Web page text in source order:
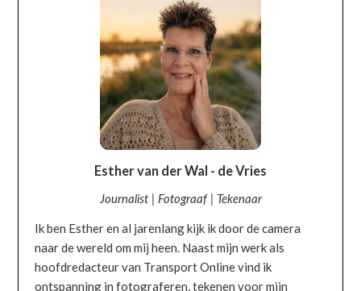
Esther van der Wal - de Vries
Journalist | Fotograaf | Tekenaar
Ik ben Esther en al jarenlang kijk ik door de camera
naar de wereld om mij heen. Naast mijn werk als
hoofdredacteur van Transport Online vind ik
ontspanning in fotograferen, tekenen voor mijn